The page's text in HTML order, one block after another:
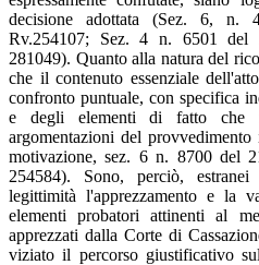
decisione adottata (Sez. 6, n.
Rv.254107; Sez. 4 n. 6501 del
281049). Quanto alla natura del
che il contenuto essenziale
confronto puntuale, con specifica
e degli elementi di fatto che
argomentazioni del
motivazione, sez. 6 n. 8700 del
254584). Sono, perciò,
legittimità l'apprezzamento e la
elementi probatori attinenti al
apprezzati dalla Corte di
viziato il percorso giustificativo